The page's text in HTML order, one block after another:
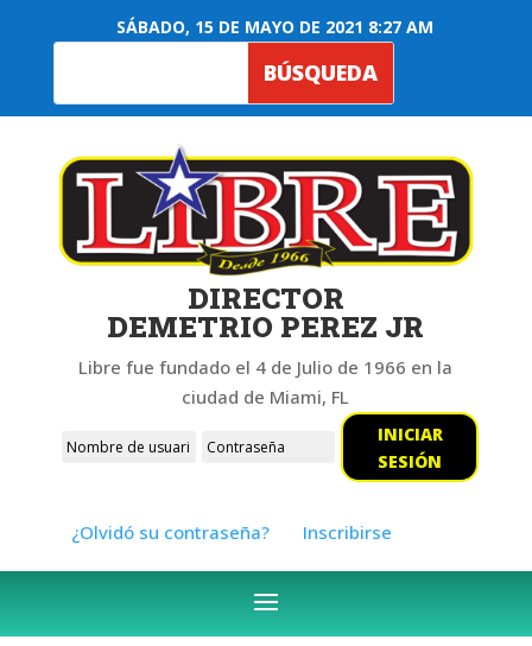
SÁBADO, 15 DE MAYO DE 2021 8:27 AM
DIRECTOR
DEMETRIO PEREZ JR
Libre fue fundado el 4 de Julio de 1966 en la
ciudad de Miami, FL
INICIAR
SESIÓN
¿Olvidó su contraseña? Inscribirse